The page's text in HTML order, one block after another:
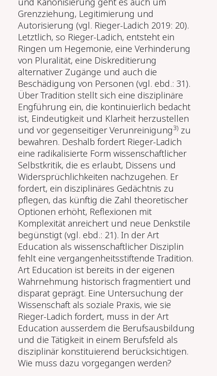
Grenzziehung, Legitimierung und
Autorisierung (vgl. Rieger-Ladich 2019: 20).
Letztlich, so Rieger-Ladich, entsteht ein
Ringen um Hegemonie, eine Verhinderung
von Pluralität, eine Diskreditierung
alternativer Zugänge und auch die
Beschädigung von Personen (vgl. ebd.: 31).
Über Tradition stellt sich eine disziplinäre
Engführung ein, die kontinuierlich bedacht
ist, Eindeutigkeit und Klarheit herzustellen
und vor gegenseitiger Verunreinigung3) zu
bewahren. Deshalb fordert Rieger-Ladich
eine radikalisierte Form wissenschaftlicher
Selbstkritik, die es erlaubt, Dissens und
Widersprüchlichkeiten nachzugehen. Er
fordert, ein disziplinäres Gedächtnis zu
pflegen, das künftig die Zahl theoretischer
Optionen erhöht, Reflexionen mit
Komplexität anreichert und neue Denkstile
begünstigt (vgl. ebd.: 21). In der Art
Education als wissenschaftlicher Disziplin
fehlt eine vergangenheitsstiftende Tradition.
Art Education ist bereits in der eigenen
Wahrnehmung historisch fragmentiert und
disparat geprägt. Eine Untersuchung der
Wissenschaft als soziale Praxis, wie sie
Rieger-Ladich fordert, muss in der Art
Education ausserdem die Berufsausbildung
und die Tätigkeit in einem Berufsfeld als
disziplinär konstituierend berücksichtigen.
Wie muss dazu vorgegangen werden?